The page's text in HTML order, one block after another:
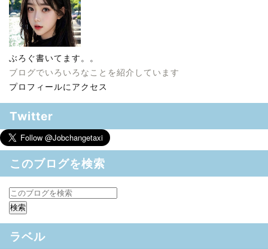
ぶろぐ書いてます。。
ブログでいろいろなことを紹介しています
プロフィールにアクセス
Twitter
このブログを検索
ラベル